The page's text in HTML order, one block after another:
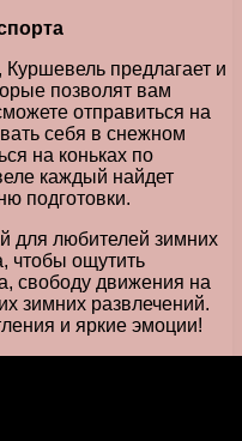
предлагает и
позволят вам
отправиться на
себя в снежном
на коньках по
каждый найдет
подготовки.
для любителей зимних
чтобы ощутить
свободу движения на
зимних развлечений.
и яркие эмоции!